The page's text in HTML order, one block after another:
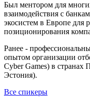
Был ментором для
взаимодействия с
экосистем в Европе для
позиционирования
Ранее -
опытом организации
Cyber Games) в странах
Эстония).
Все спикеры